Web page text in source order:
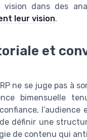
dans des
leur vision.
et
ne se juge pas à
bimensuelle
définir une
de contenu qui